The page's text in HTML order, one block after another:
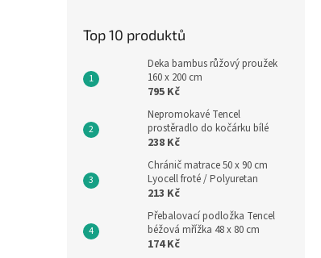
Top 10 produktů
Deka bambus růžový proužek
160 x 200 cm
795 Kč
Nepromokavé Tencel
prostěradlo do kočárku bílé
238 Kč
Chránič matrace 50 x 90 cm
Lyocell froté / Polyuretan
213 Kč
Přebalovací podložka Tencel
béžová mřížka 48 x 80 cm
174 Kč